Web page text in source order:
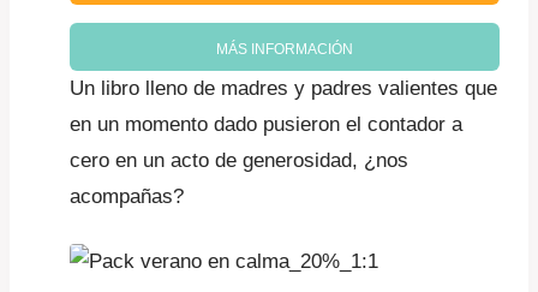
MÁS INFORMACIÓN
Un libro lleno de madres y padres valientes que
en un momento dado pusieron el contador a
cero en un acto de generosidad, ¿nos
acompañas?